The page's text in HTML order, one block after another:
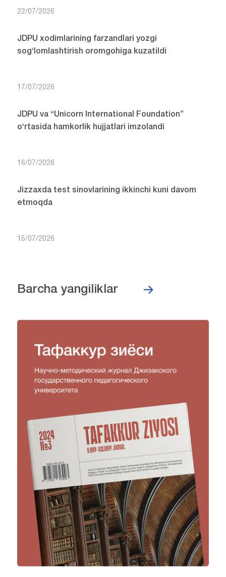
22/07/2026
JDPU xodimlarining farzandlari yozgi
sog‘lomlashtirish oromgohiga kuzatildi
17/07/2026
JDPU va “Unicorn International Foundation”
o‘rtasida hamkorlik hujjatlari imzolandi
16/07/2026
Jizzaxda test sinovlarining ikkinchi kuni davom
etmoqda
15/07/2026
Barcha yangiliklar